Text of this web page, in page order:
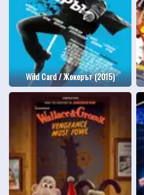
Wild Card / Жокерът (2015)